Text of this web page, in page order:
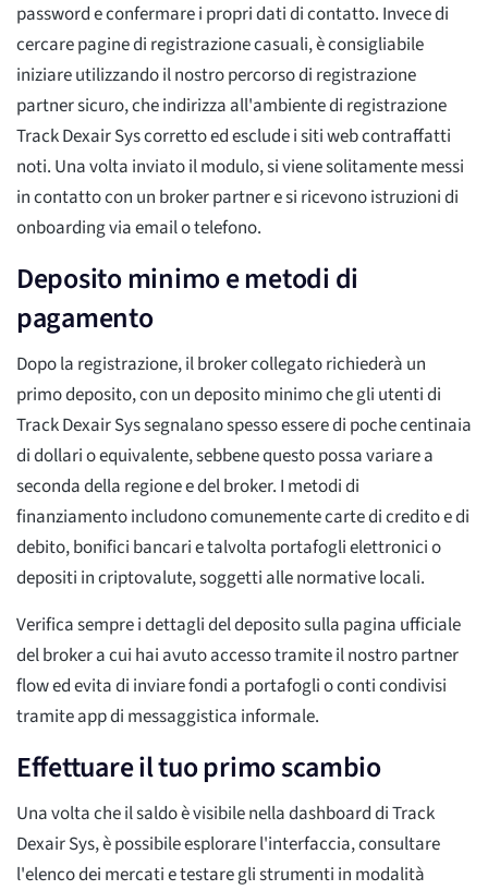
password e confermare i propri dati di contatto. Invece di
cercare pagine di registrazione casuali, è consigliabile
iniziare utilizzando il nostro percorso di registrazione
partner sicuro, che indirizza all'ambiente di registrazione
Track Dexair Sys corretto ed esclude i siti web contraffatti
noti. Una volta inviato il modulo, si viene solitamente messi
in contatto con un broker partner e si ricevono istruzioni di
onboarding via email o telefono.
Deposito minimo e metodi di
pagamento
Dopo la registrazione, il broker collegato richiederà un
primo deposito, con un deposito minimo che gli utenti di
Track Dexair Sys segnalano spesso essere di poche centinaia
di dollari o equivalente, sebbene questo possa variare a
seconda della regione e del broker. I metodi di
finanziamento includono comunemente carte di credito e di
debito, bonifici bancari e talvolta portafogli elettronici o
depositi in criptovalute, soggetti alle normative locali.
Verifica sempre i dettagli del deposito sulla pagina ufficiale
del broker a cui hai avuto accesso tramite il nostro partner
flow ed evita di inviare fondi a portafogli o conti condivisi
tramite app di messaggistica informale.
Effettuare il tuo primo scambio
Una volta che il saldo è visibile nella dashboard di Track
Dexair Sys, è possibile esplorare l'interfaccia, consultare
l'elenco dei mercati e testare gli strumenti in modalità